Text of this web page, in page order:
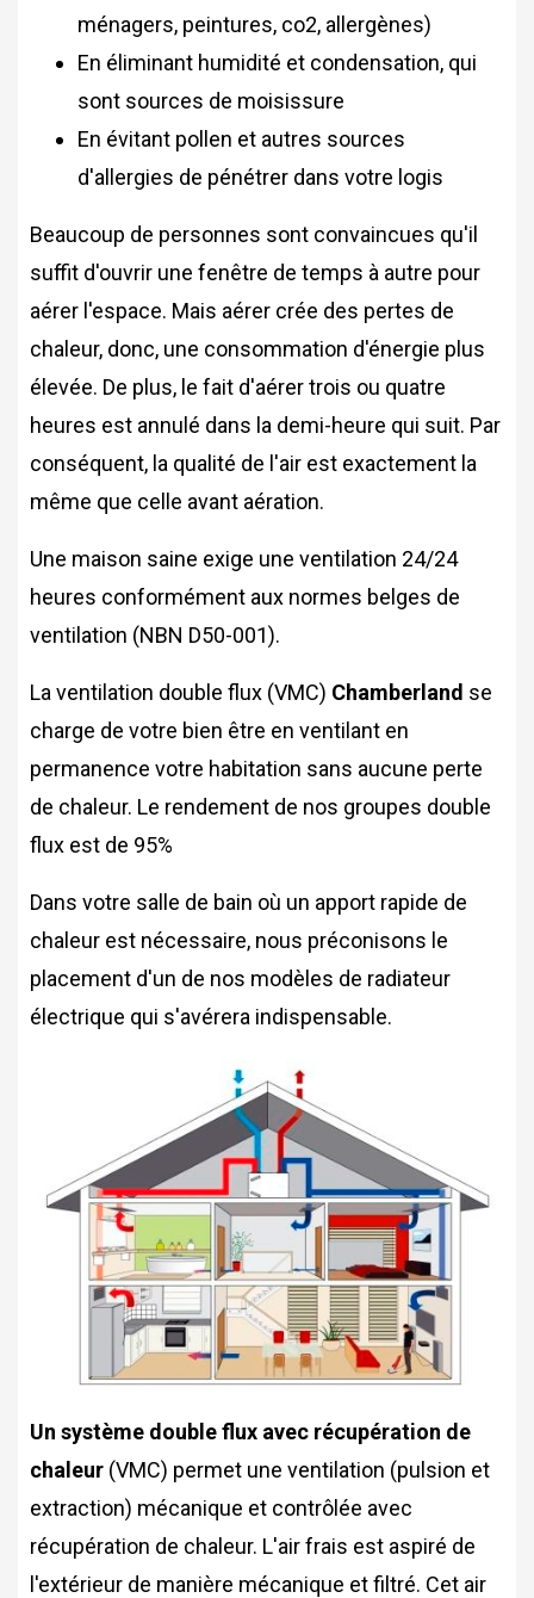
ménagers, peintures, co2, allergènes)
En éliminant humidité et condensation, qui
sont sources de moisissure
En évitant pollen et autres sources
d'allergies de pénétrer dans votre logis
Beaucoup de personnes sont convaincues qu'il
suffit d'ouvrir une fenêtre de temps à autre pour
aérer l'espace. Mais aérer crée des pertes de
chaleur, donc, une consommation d'énergie plus
élevée. De plus, le fait d'aérer trois ou quatre
heures est annulé dans la demi-heure qui suit. Par
conséquent, la qualité de l'air est exactement la
même que celle avant aération.
Une maison saine exige une ventilation 24/24
heures conformément aux normes belges de
ventilation (NBN D50-001).
La ventilation double flux (VMC) Chamberland se
charge de votre bien être en ventilant en
permanence votre habitation sans aucune perte
de chaleur. Le rendement de nos groupes double
flux est de 95%
Dans votre salle de bain où un apport rapide de
chaleur est nécessaire, nous préconisons le
placement d'un de nos modèles de radiateur
électrique qui s'avérera indispensable.
Un système double flux avec récupération de
chaleur (VMC) permet une ventilation (pulsion et
extraction) mécanique et contrôlée avec
récupération de chaleur. L'air frais est aspiré de
l'extérieur de manière mécanique et filtré. Cet air